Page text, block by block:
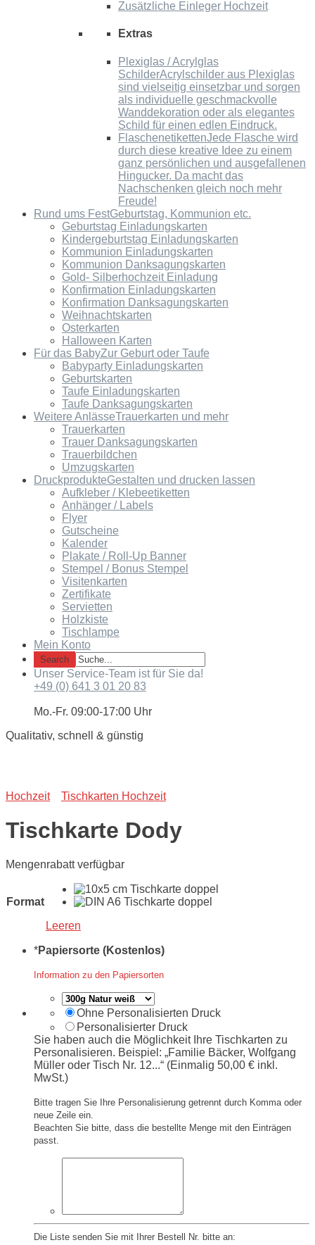
Zusätzliche Einleger Hochzeit
Extras
Plexiglas / Acrylglas
SchilderAcrylschilder aus Plexiglas
sind vielseitig einsetzbar und sorgen
als individuelle geschmackvolle
Wanddekoration oder als elegantes
Schild für einen edlen Eindruck.
FlaschenetikettenJede Flasche wird
durch diese kreative Idee zu einem
ganz persönlichen und ausgefallenen
Hingucker. Da macht das
Nachschenken gleich noch mehr
Freude!
Rund ums FestGeburtstag, Kommunion etc.
Geburtstag Einladungskarten
Kindergeburtstag Einladungskarten
Kommunion Einladungskarten
Kommunion Danksagungskarten
Gold- Silberhochzeit Einladung
Konfirmation Einladungskarten
Konfirmation Danksagungskarten
Weihnachtskarten
Osterkarten
Halloween Karten
Für das BabyZur Geburt oder Taufe
Babyparty Einladungskarten
Geburtskarten
Taufe Einladungskarten
Taufe Danksagungskarten
Weitere AnlässeTrauerkarten und mehr
Trauerkarten
Trauer Danksagungskarten
Trauerbildchen
Umzugskarten
DruckprodukteGestalten und drucken lassen
Aufkleber / Klebeetiketten
Anhänger / Labels
Flyer
Gutscheine
Kalender
Plakate / Roll-Up Banner
Stempel / Bonus Stempel
Visitenkarten
Zertifikate
Servietten
Holzkiste
Tischlampe
Mein Konto
Unser Service-Team ist für Sie da!
+49 (0) 641 3 01 20 83
Mo.-Fr. 09:00-17:00 Uhr
Qualitativ, schnell & günstig
Hochzeit Tischkarten Hochzeit
Tischkarte Dody
Mengenrabatt verfügbar
Format
Leeren
*Papiersorte (Kostenlos)
Information zu den Papiersorten
Ohne Personalisierten Druck
Personalisierter Druck
Sie haben auch die Möglichkeit Ihre Tischkarten zu
Personalisieren. Beispiel: „Familie Bäcker, Wolfgang
Müller oder Tisch Nr. 12...“ (Einmalig 50,00 € inkl.
MwSt.)
Bitte tragen Sie Ihre Personalisierung getrennt durch Komma oder
neue Zeile ein.
Beachten Sie bitte, dass die bestellte Menge mit den Einträgen
passt.
Die Liste senden Sie mit Ihrer Bestell Nr. bitte an: